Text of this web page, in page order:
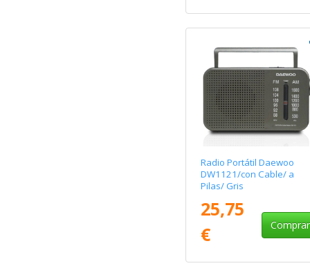
Radio Portátil Daewoo
DW1121/con Cable/ a
Pilas/ Gris
25,75
€
Comprar